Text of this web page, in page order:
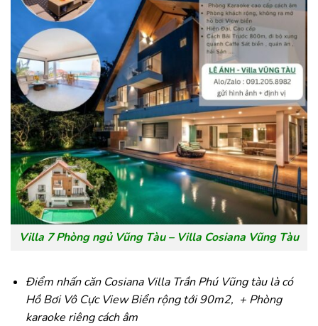
Villa 7 Phòng ngủ Vũng Tàu – Villa Cosiana Vũng Tàu
Điểm nhấn căn Cosiana Villa Trần Phú Vũng tàu là có
Hồ Bơi Vô Cực View Biển rộng tới 90m2, + Phòng
karaoke riêng cách âm